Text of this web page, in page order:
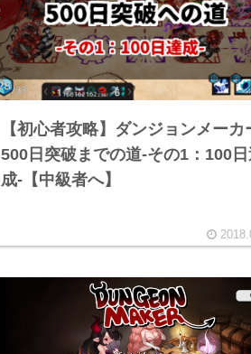
【初心者攻略】ダンジョンメーカ
500日突破までの道-その1：100日
成-【中級者へ】